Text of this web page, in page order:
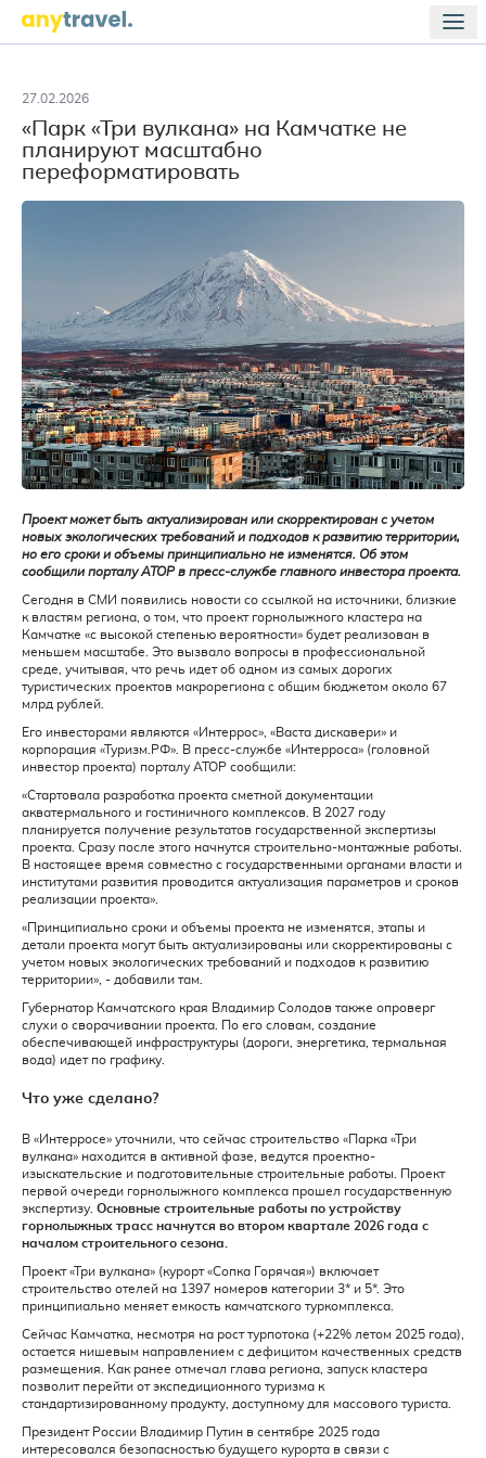
27.02.2026
«Парк «Три вулкана» на Камчатке не
планируют масштабно
переформатировать
Проект может быть актуализирован или скорректирован с учетом
новых экологических требований и подходов к развитию территории,
но его сроки и объемы принципиально не изменятся. Об этом
сообщили порталу АТОР в пресс-службе главного инвестора проекта.
Сегодня в СМИ появились новости со ссылкой на источники, близкие
к властям региона, о том, что проект горнолыжного кластера на
Камчатке «с высокой степенью вероятности» будет реализован в
меньшем масштабе. Это вызвало вопросы в профессиональной
среде, учитывая, что речь идет об одном из самых дорогих
туристических проектов макрорегиона с общим бюджетом около 67
млрд рублей.
Его инвесторами являются «Интеррос», «Васта дискавери» и
корпорация «Туризм.РФ». В пресс-службе «Интерроса» (головной
инвестор проекта) порталу АТОР сообщили:
«Стартовала разработка проекта сметной документации
акватермального и гостиничного комплексов. В 2027 году
планируется получение результатов государственной экспертизы
проекта. Сразу после этого начнутся строительно-монтажные работы.
В настоящее время совместно с государственными органами власти и
институтами развития проводится актуализация параметров и сроков
реализации проекта».
«Принципиально сроки и объемы проекта не изменятся, этапы и
детали проекта могут быть актуализированы или скорректированы с
учетом новых экологических требований и подходов к развитию
территории», - добавили там.
Губернатор Камчатского края Владимир Солодов также опроверг
слухи о сворачивании проекта. По его словам, создание
обеспечивающей инфраструктуры (дороги, энергетика, термальная
вода) идет по графику.
Что уже сделано?
В «Интерросе» уточнили, что сейчас строительство «Парка «Три
вулкана» находится в активной фазе, ведутся проектно-
изыскательские и подготовительные строительные работы. Проект
первой очереди горнолыжного комплекса прошел государственную
экспертизу. Основные строительные работы по устройству
горнолыжных трасс начнутся во втором квартале 2026 года с
началом строительного сезона.
Проект «Три вулкана» (курорт «Сопка Горячая») включает
строительство отелей на 1397 номеров категории 3* и 5*. Это
принципиально меняет емкость камчатского туркомплекса.
Сейчас Камчатка, несмотря на рост турпотока (+22% летом 2025 года),
остается нишевым направлением с дефицитом качественных средств
размещения. Как ранее отмечал глава региона, запуск кластера
позволит перейти от экспедиционного туризма к
стандартизированному продукту, доступному для массового туриста.
Президент России Владимир Путин в сентябре 2025 года
интересовался безопасностью будущего курорта в связи с